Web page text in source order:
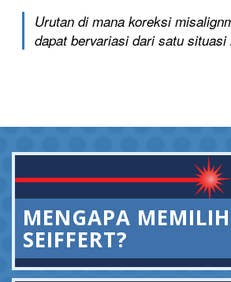
Urutan di mana koreksi
dapat bervariasi dari satu situasi
MENGAPA MEMILIH
SEIFFERT?